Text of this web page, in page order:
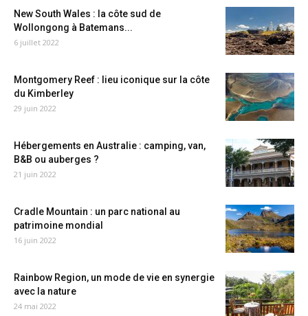
New South Wales : la côte sud de
Wollongong à Batemans...
6 juillet 2022
Montgomery Reef : lieu iconique sur la côte
du Kimberley
29 juin 2022
Hébergements en Australie : camping, van,
B&B ou auberges ?
21 juin 2022
Cradle Mountain : un parc national au
patrimoine mondial
16 juin 2022
Rainbow Region, un mode de vie en synergie
avec la nature
24 mai 2022